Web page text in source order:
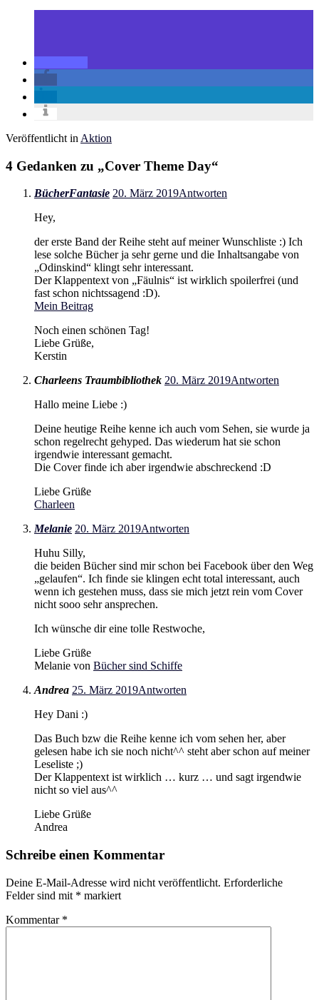
Veröffentlicht in Aktion
4 Gedanken zu „Cover Theme Day“
BücherFantasie 20. März 2019Antworten
Hey,
der erste Band der Reihe steht auf meiner Wunschliste :) Ich
lese solche Bücher ja sehr gerne und die Inhaltsangabe von
„Odinskind“ klingt sehr interessant.
Der Klappentext von „Fäulnis“ ist wirklich spoilerfrei (und
fast schon nichtssagend :D).
Mein Beitrag
Noch einen schönen Tag!
Liebe Grüße,
Kerstin
Charleens Traumbibliothek 20. März 2019Antworten
Hallo meine Liebe :)
Deine heutige Reihe kenne ich auch vom Sehen, sie wurde ja
schon regelrecht gehyped. Das wiederum hat sie schon
irgendwie interessant gemacht.
Die Cover finde ich aber irgendwie abschreckend :D
Liebe Grüße
Charleen
Melanie 20. März 2019Antworten
Huhu Silly,
die beiden Bücher sind mir schon bei Facebook über den Weg
„gelaufen“. Ich finde sie klingen echt total interessant, auch
wenn ich gestehen muss, dass sie mich jetzt rein vom Cover
nicht sooo sehr ansprechen.
Ich wünsche dir eine tolle Restwoche,
Liebe Grüße
Melanie von Bücher sind Schiffe
Andrea 25. März 2019Antworten
Hey Dani :)
Das Buch bzw die Reihe kenne ich vom sehen her, aber
gelesen habe ich sie noch nicht^^ steht aber schon auf meiner
Leseliste ;)
Der Klappentext ist wirklich … kurz … und sagt irgendwie
nicht so viel aus^^
Liebe Grüße
Andrea
Schreibe einen Kommentar
Deine E-Mail-Adresse wird nicht veröffentlicht. Erforderliche
Felder sind mit * markiert
Kommentar *